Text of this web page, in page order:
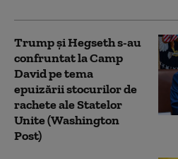
Trump şi Hegseth s-au
confruntat la Camp
David pe tema
epuizării stocurilor de
rachete ale Statelor
Unite (Washington
Post)